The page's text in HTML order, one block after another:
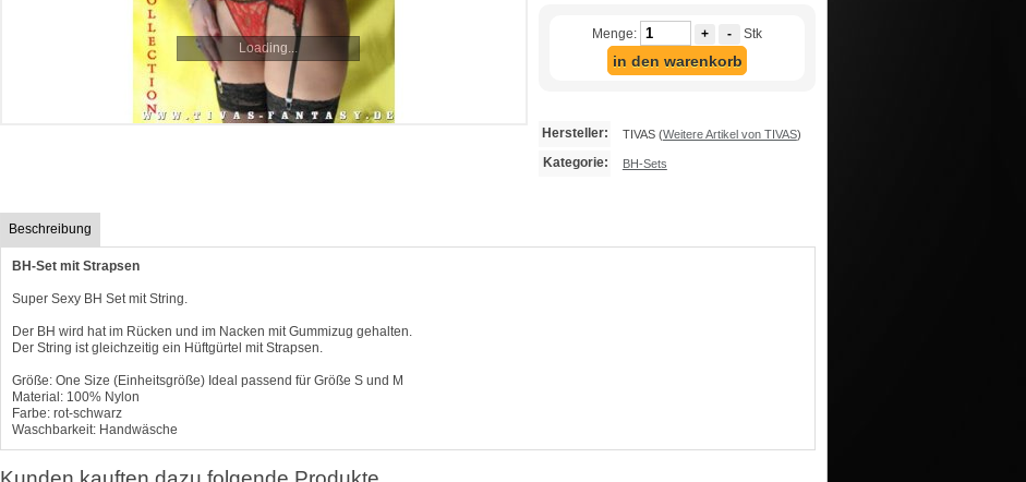
Loading...
Menge: + - Stk
in den warenkorb
Hersteller: TIVAS (Weitere Artikel von TIVAS)
Kategorie: BH-Sets
Beschreibung
BH-Set mit Strapsen
Super Sexy BH Set mit String.
Der BH wird hat im Rücken und im Nacken mit Gummizug gehalten.
Der String ist gleichzeitig ein Hüftgürtel mit Strapsen.
Größe: One Size (Einheitsgröße) Ideal passend für Größe S und M
Material: 100% Nylon
Farbe: rot-schwarz
Waschbarkeit: Handwäsche